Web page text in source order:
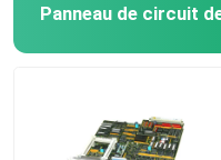
Panneau de circuit